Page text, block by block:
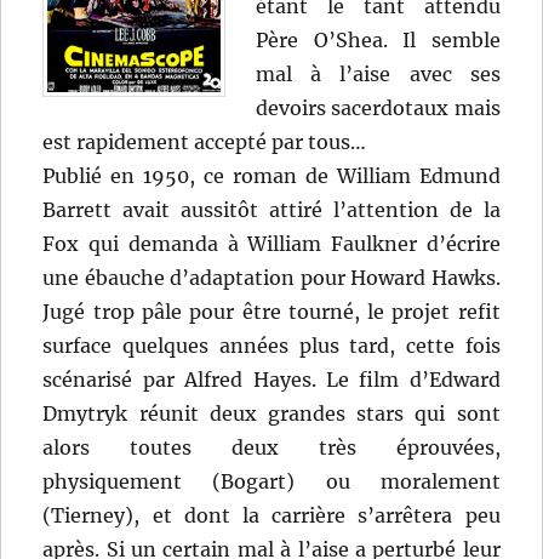
étant le tant attendu
Père O’Shea. Il semble
mal à l’aise avec ses
devoirs sacerdotaux mais
est rapidement accepté par tous…
Publié en 1950, ce roman de William Edmund
Barrett avait aussitôt attiré l’attention de la
Fox qui demanda à William Faulkner d’écrire
une ébauche d’adaptation pour Howard Hawks.
Jugé trop pâle pour être tourné, le projet refit
surface quelques années plus tard, cette fois
scénarisé par Alfred Hayes. Le film d’Edward
Dmytryk réunit deux grandes stars qui sont
alors toutes deux très éprouvées,
physiquement (Bogart) ou moralement
(Tierney), et dont la carrière s’arrêtera peu
après. Si un certain mal à l’aise a perturbé leur